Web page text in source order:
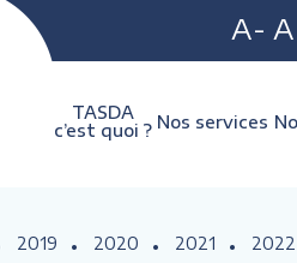
A- A
TASDA
c’est quoi ? Nos services
2019 2020 2021 2022